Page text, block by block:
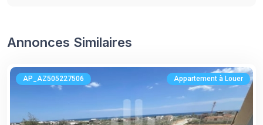
Annonces Similaires
AP_AZ505227506 Appartement à Louer